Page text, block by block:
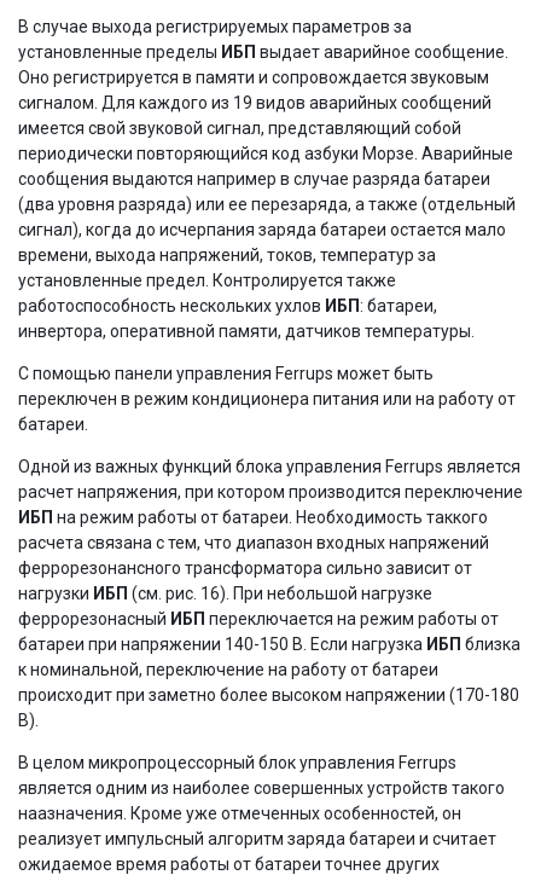
В случае выхода регистрируемых параметров за
установленные пределы ИБП выдает аварийное сообщение.
Оно регистрируется в памяти и сопровождается звуковым
сигналом. Для каждого из 19 видов аварийных сообщений
имеется свой звуковой сигнал, представляющий собой
периодически повторяющийся код азбуки Морзе. Аварийные
сообщения выдаются например в случае разряда батареи
(два уровня разряда) или ее перезаряда, а также (отдельный
сигнал), когда до исчерпания заряда батареи остается мало
времени, выхода напряжений, токов, температур за
установленные предел. Контролируется также
работоспособность нескольких ухлов ИБП: батареи,
инвертора, оперативной памяти, датчиков температуры.
С помощью панели управления Ferrups может быть
переключен в режим кондиционера питания или на работу от
батареи.
Одной из важных функций блока управления Ferrups является
расчет напряжения, при котором производится переключение
ИБП на режим работы от батареи. Необходимость таккого
расчета связана с тем, что диапазон входных напряжений
феррорезонансного трансформатора сильно зависит от
нагрузки ИБП (см. рис. 16). При небольшой нагрузке
феррорезонасный ИБП переключается на режим работы от
батареи при напряжении 140-150 В. Если нагрузка ИБП близка
к номинальной, переключение на работу от батареи
происходит при заметно более высоком напряжении (170-180
В).
В целом микропроцессорный блок управления Ferrups
является одним из наиболее совершенных устройств такого
наазначения. Кроме уже отмеченных особенностей, он
реализует импульсный алгоритм заряда батареи и считает
ожидаемое время работы от батареи точнее других